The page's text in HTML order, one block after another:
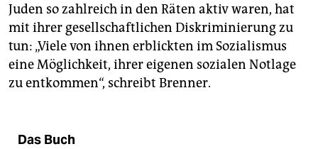
Juden so zahlreich in den Räten aktiv waren, hat
mit ihrer gesellschaftlichen Diskriminierung zu
tun: „Viele von ihnen erblickten im Sozialismus
eine Möglichkeit, ihrer eigenen sozialen Notlage
zu entkommen“, schreibt Brenner.
Das Buch